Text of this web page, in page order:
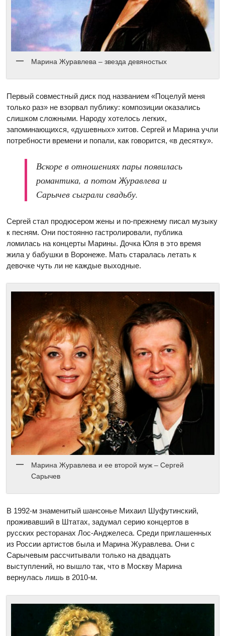
Марина Журавлева – звезда девяностых
Первый совместный диск под названием «Поцелуй меня
только раз» не взорвал публику: композиции оказались
слишком сложными. Народу хотелось легких,
запоминающихся, «душевных» хитов. Сергей и Марина учли
потребности времени и попали, как говорится, «в десятку».
Вскоре в отношениях пары появилась
романтика, а потом Журавлева и
Сарычев сыграли свадьбу.
Сергей стал продюсером жены и по-прежнему писал музыку
к песням. Они постоянно гастролировали, публика
ломилась на концерты Марины. Дочка Юля в это время
жила у бабушки в Воронеже. Мать старалась летать к
девочке чуть ли не каждые выходные.
Марина Журавлева и ее второй муж – Сергей
Сарычев
В 1992-м знаменитый шансонье Михаил Шуфутинский,
проживавший в Штатах, задумал серию концертов в
русских ресторанах Лос-Анджелеса. Среди приглашенных
из России артистов была и Марина Журавлева. Они с
Сарычевым рассчитывали только на двадцать
выступлений, но вышло так, что в Москву Марина
вернулась лишь в 2010-м.